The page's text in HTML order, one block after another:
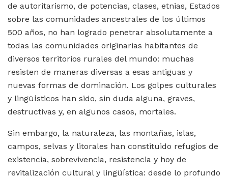
de autoritarismo, de potencias, clases, etnias, Estados
sobre las comunidades ancestrales de los últimos
500 años, no han logrado penetrar absolutamente a
todas las comunidades originarias habitantes de
diversos territorios rurales del mundo: muchas
resisten de maneras diversas a esas antiguas y
nuevas formas de dominación. Los golpes culturales
y lingüísticos han sido, sin duda alguna, graves,
destructivas y, en algunos casos, mortales.
Sin embargo, la naturaleza, las montañas, islas,
campos, selvas y litorales han constituido refugios de
existencia, sobrevivencia, resistencia y hoy de
revitalización cultural y lingüística: desde lo profundo